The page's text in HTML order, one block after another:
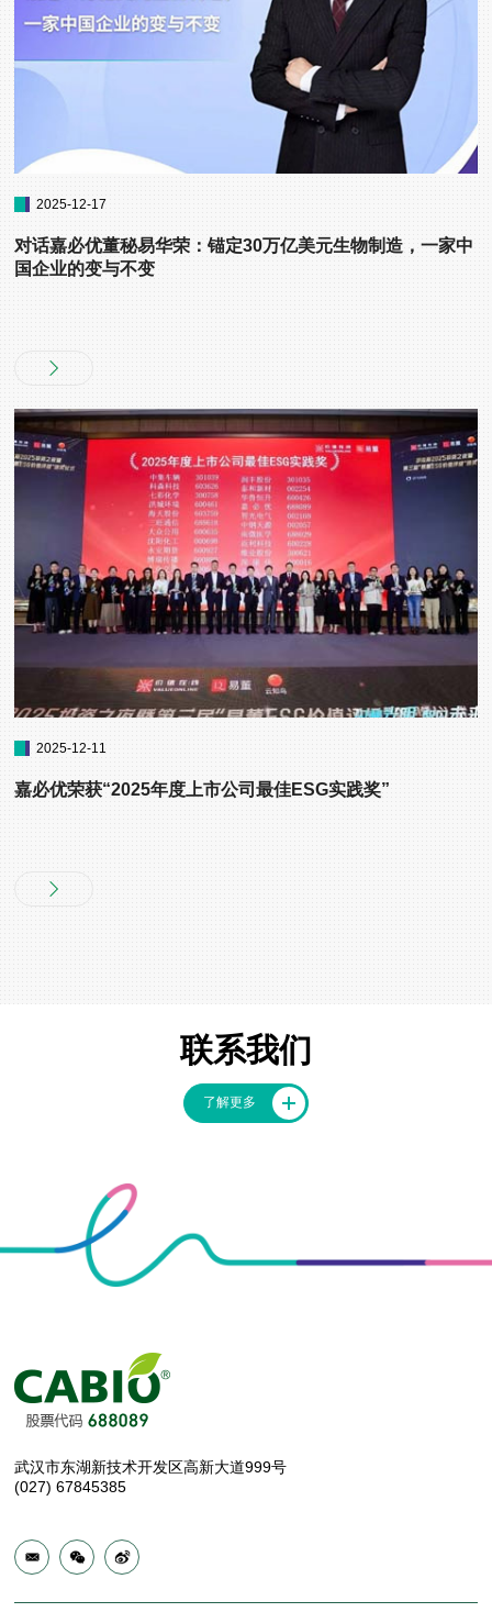
2025-12-17
对话嘉必优董秘易华荣：锚定30万亿美元生物制造，一家中
国企业的变与不变
2025-12-11
嘉必优荣获“2025年度上市公司最佳ESG实践奖”
联系我们
了解更多
武汉市东湖新技术开发区高新大道999号
(027) 67845385